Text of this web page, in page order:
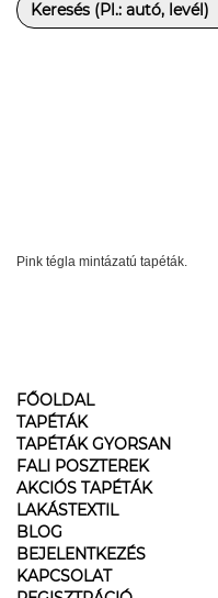
Pink tégla mintázatú tapéták.
FŐOLDAL
TAPÉTÁK
TAPÉTÁK GYORSAN
FALI POSZTEREK
AKCIÓS TAPÉTÁK
LAKÁSTEXTIL
BLOG
BEJELENTKEZÉS
KAPCSOLAT